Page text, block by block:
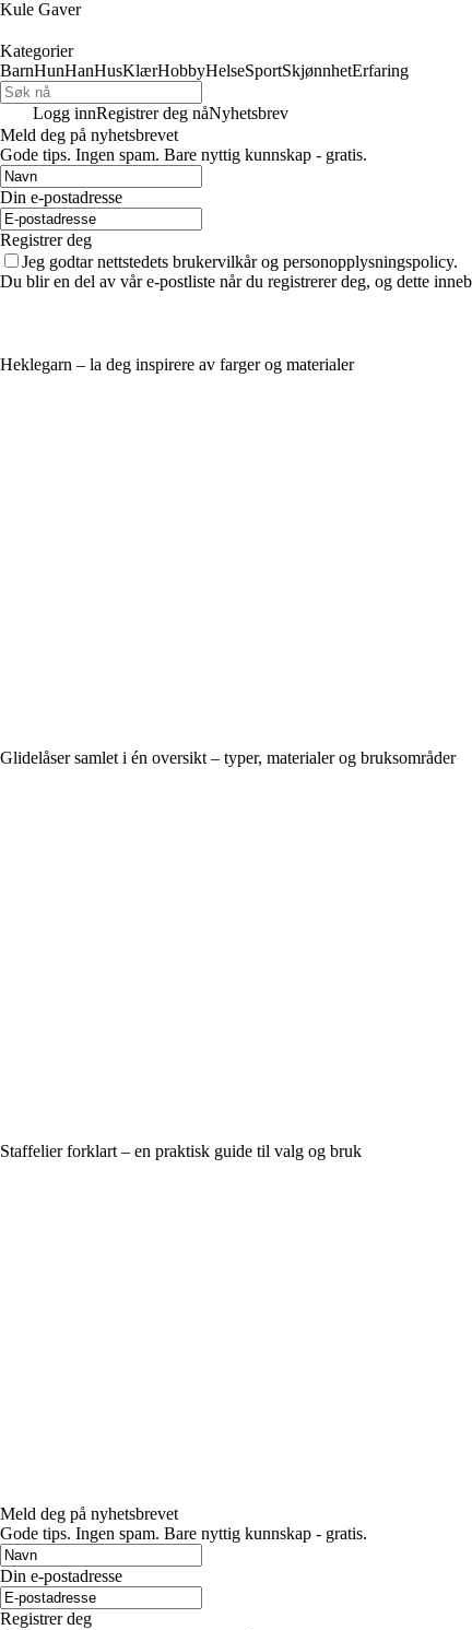
Kule Gaver
Kategorier
BarnHunHanHusKlærHobbyHelseSportSkjønnhetErfaring
Logg innRegistrer deg nåNyhetsbrev
Meld deg på nyhetsbrevet
Gode ​​tips. Ingen spam. Bare nyttig kunnskap - gratis.
Din e-postadresse
Registrer deg
Jeg godtar nettstedets brukervilkår og personopplysningspolicy.
Du blir en del av vår e-postliste når du registrerer deg, og dette
Heklegarn – la deg inspirere av farger og materialer
Glidelåser samlet i én oversikt – typer, materialer og bruksområder
Staffelier forklart – en praktisk guide til valg og bruk
Meld deg på nyhetsbrevet
Gode ​​tips. Ingen spam. Bare nyttig kunnskap - gratis.
Din e-postadresse
Registrer deg